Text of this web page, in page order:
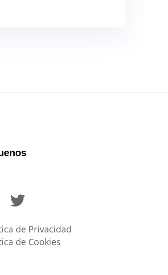
de Privacidad
de Cookies